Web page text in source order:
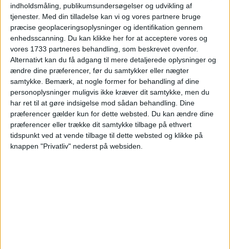
indholdsmåling, publikumsundersøgelser og udvikling af
tjenester. Med din tilladelse kan vi og vores partnere bruge
præcise geoplaceringsoplysninger og identifikation gennem
enhedsscanning. Du kan klikke her for at acceptere vores og
vores 1733 partneres behandling, som beskrevet ovenfor.
Alternativt kan du få adgang til mere detaljerede oplysninger og
ændre dine præferencer, før du samtykker eller nægter
samtykke. Bemærk, at nogle former for behandling af dine
personoplysninger muligvis ikke kræver dit samtykke, men du
har ret til at gøre indsigelse mod sådan behandling. Dine
præferencer gælder kun for dette websted. Du kan ændre dine
præferencer eller trække dit samtykke tilbage på ethvert
tidspunkt ved at vende tilbage til dette websted og klikke på
knappen "Privatliv" nederst på websiden.
OPHOLDSGUIDE
Har du set vores store opholdsguide? Her har vi
håndplukket de bedste hoteller i Danmark,
Sydsverige og Nordtyskland:Se her